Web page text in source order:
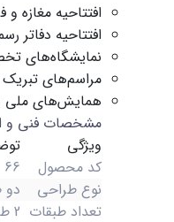
افتتاحیه مغازه و
افتتاحیه دفاتر
نمایشگاه‌های
مراسم‌های
همایش‌های ملی
مشخصات فنی و ابعاد
ویژگی
کد محصول
66
نوع طراحی
دو
تعداد طبقات 2 طبقه مجزا